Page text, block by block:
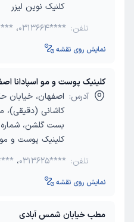
کلنیک نوین لیزر
تلفن:
،0313664****
نمایش روی نقشه
کلینیک پوست و مو اسپادانا
آدرس: اصفهان، خیابان
کاشانی (دقیقی)،
کلینیک پوست و مو
تلفن:
،0313625****
نمایش روی نقشه
مطب خیابان شمس آبادی